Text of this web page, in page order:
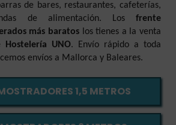
de bares, restaurantes, cafeterías,
de alimentación. Los frente
más baratoslos tienes a la venta
Hostelería UNO. Envío rápido a toda
envíos a Mallorca y Baleares.
1,5 METROS